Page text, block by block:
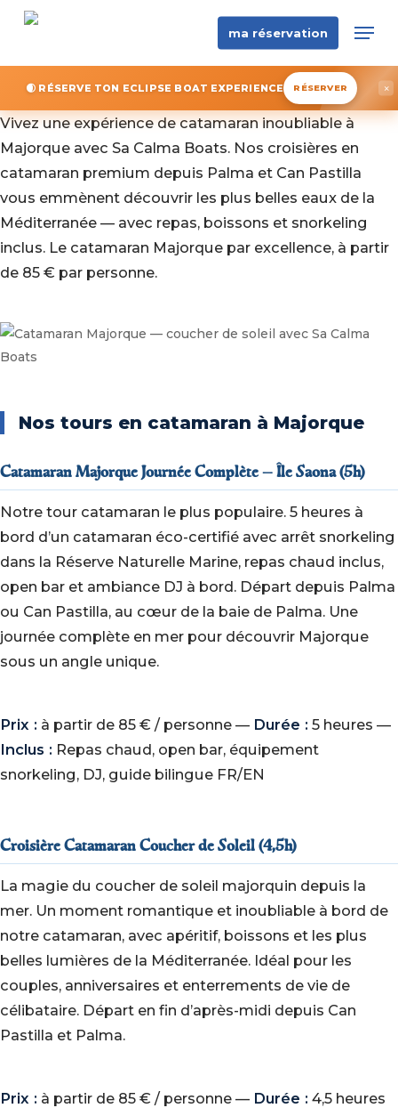
Skip
content
ma réservation
🌒 RÉSERVE TON ECLIPSE BOAT EXPERIENCE RÉSERVER ×
Vivez une expérience de catamaran inoubliable à
Majorque avec Sa Calma Boats. Nos croisières en
catamaran premium depuis Palma et Can Pastilla
vous emmènent découvrir les plus belles eaux de la
Méditerranée — avec repas, boissons et snorkeling
inclus. Le catamaran Majorque par excellence, à partir
de 85 € par personne.
Nos tours en catamaran à Majorque
Catamaran Majorque Journée Complète — Île Saona (5h)
Notre tour catamaran le plus populaire. 5 heures à
bord d’un catamaran éco-certifié avec arrêt snorkeling
dans la Réserve Naturelle Marine, repas chaud inclus,
open bar et ambiance DJ à bord. Départ depuis Palma
ou Can Pastilla, au cœur de la baie de Palma. Une
journée complète en mer pour découvrir Majorque
sous un angle unique.
Prix : à partir de 85 € / personne — Durée : 5 heures —
Inclus : Repas chaud, open bar, équipement
snorkeling, DJ, guide bilingue FR/EN
Croisière Catamaran Coucher de Soleil (4,5h)
La magie du coucher de soleil majorquin depuis la
mer. Un moment romantique et inoubliable à bord de
notre catamaran, avec apéritif, boissons et les plus
belles lumières de la Méditerranée. Idéal pour les
couples, anniversaires et enterrements de vie de
célibataire. Départ en fin d’après-midi depuis Can
Pastilla et Palma.
Prix : à partir de 85 € / personne — Durée : 4,5 heures